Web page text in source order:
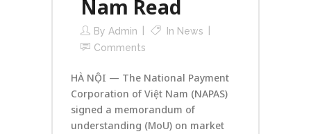
Nam Read
By Admin In News
Comments
HÀ NỘI — The National Payment
Corporation of Việt Nam (NAPAS)
signed a memorandum of
understanding (MoU) on market